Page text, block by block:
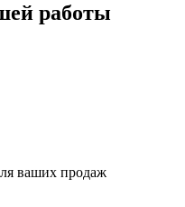
работы
ваших продаж